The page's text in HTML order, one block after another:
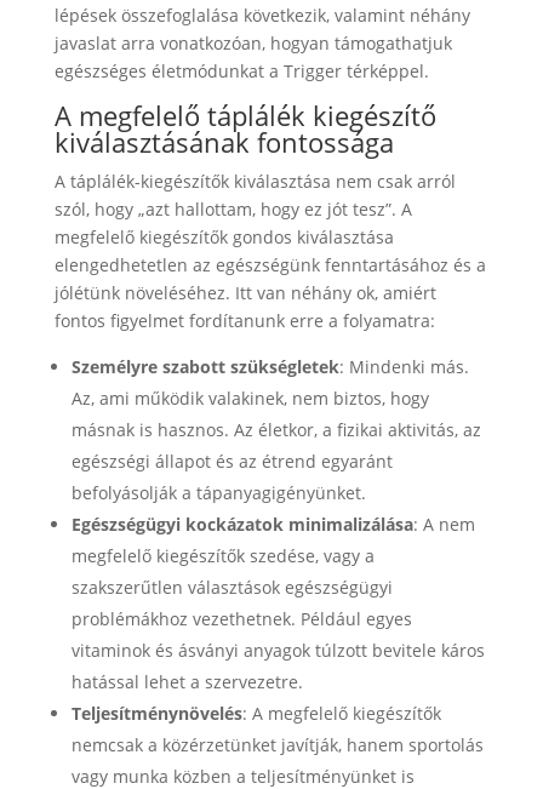
lépések összefoglalása következik, valamint néhány
javaslat arra vonatkozóan, hogyan támogathatjuk
egészséges életmódunkat a Trigger térképpel.
A megfelelő táplálék kiegészítő
kiválasztásának fontossága
A táplálék-kiegészítők kiválasztása nem csak arról
szól, hogy „azt hallottam, hogy ez jót tesz”. A
megfelelő kiegészítők gondos kiválasztása
elengedhetetlen az egészségünk fenntartásához és a
jólétünk növeléséhez. Itt van néhány ok, amiért
fontos figyelmet fordítanunk erre a folyamatra:
Személyre szabott szükségletek: Mindenki más.
Az, ami működik valakinek, nem biztos, hogy
másnak is hasznos. Az életkor, a fizikai aktivitás, az
egészségi állapot és az étrend egyaránt
befolyásolják a tápanyagigényünket.
Egészségügyi kockázatok minimalizálása: A nem
megfelelő kiegészítők szedése, vagy a
szakszerűtlen választások egészségügyi
problémákhoz vezethetnek. Például egyes
vitaminok és ásványi anyagok túlzott bevitele káros
hatással lehet a szervezetre.
Teljesítménynövelés: A megfelelő kiegészítők
nemcsak a közérzetünket javítják, hanem sportolás
vagy munka közben a teljesítményünket is